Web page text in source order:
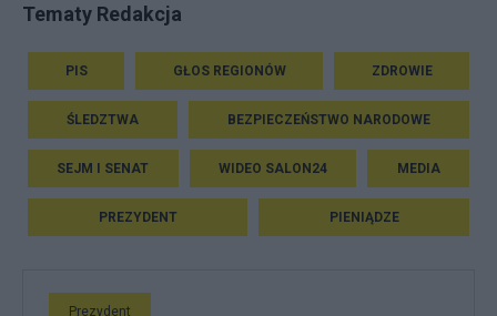
Tematy Redakcja
PIS GŁOS REGIONÓW ZDROWIE
ŚLEDZTWA BEZPIECZEŃSTWO NARODOWE
SEJM I SENAT WIDEO SALON24 MEDIA
PREZYDENT PIENIĄDZE
Prezydent